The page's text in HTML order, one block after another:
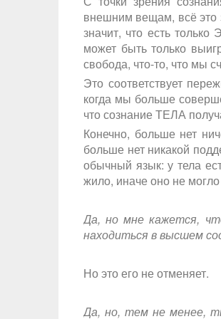
внешним вещам, всё это
значит, что есть
может быть только
свобода, что-то, что мы
Это соответствует
когда мы больше
что сознание ТЕЛА
Конечно, больше нет
больше нет никакой
обычный язык: у тела
жило, иначе оно не
Да, но мне кажется,
находиться в высшем
Но это его не отменяет.
Да, но, тем не менее,